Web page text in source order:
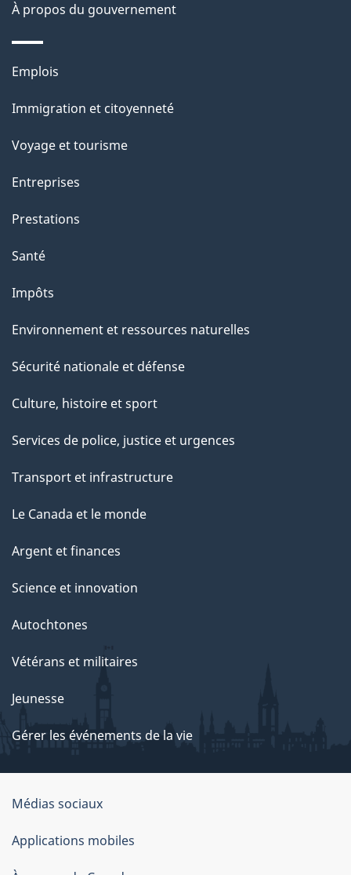
n
s
u
r
c
t
t
a
e
À propos du gouvernement
Thèmes
sujets
Emplois
Immigration et citoyenneté
Voyage et tourisme
Entreprises
Prestations
Santé
Impôts
Environnement et ressources naturelles
Sécurité nationale et défense
Culture, histoire et sport
Services de police, justice et urgences
Transport et infrastructure
Le Canada et le monde
Argent et finances
Science et innovation
Autochtones
Vétérans et militaires
Jeunesse
Gérer les événements de la vie
Organisation
du
gouvernement
Médias sociaux
Applications mobiles